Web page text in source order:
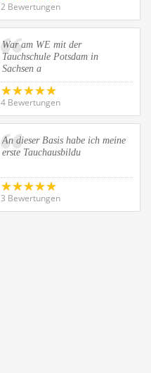
2 Bewertungen
War am WE mit der
Tauchschule Potsdam in
Sachsen a
4 Bewertungen
An dieser Basis habe ich meine
erste Tauchausbildu
3 Bewertungen